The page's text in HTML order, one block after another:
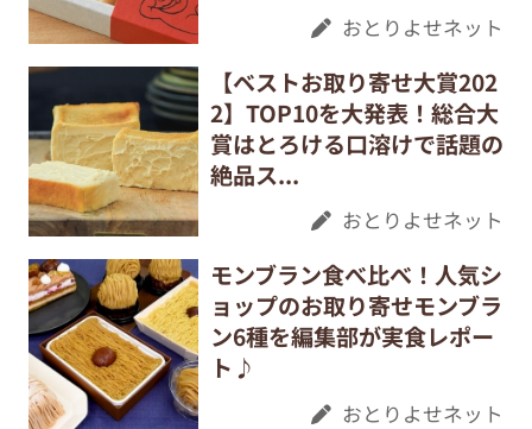
おとりよせネット
【ベストお取り寄せ大賞202
2】TOP10を大発表！総合大
賞はとろける口溶けで話題の
絶品ス...
おとりよせネット
モンブラン食べ比べ！人気シ
ョップのお取り寄せモンブラ
ン6種を編集部が実食レポー
ト♪
おとりよせネット